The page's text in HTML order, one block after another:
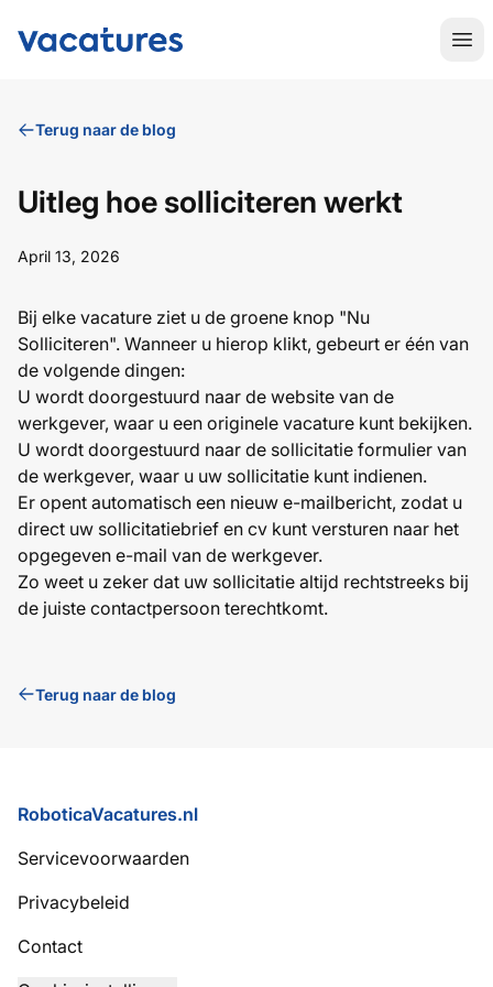
RoboticaVacatures.nl
Terug naar de blog
Uitleg hoe solliciteren werkt
April 13, 2026
Bij elke vacature ziet u de groene knop "Nu
Solliciteren". Wanneer u hierop klikt, gebeurt er één van
de volgende dingen:
U wordt doorgestuurd naar de website van de
werkgever, waar u een originele vacature kunt bekijken.
U wordt doorgestuurd naar de sollicitatie formulier van
de werkgever, waar u uw sollicitatie kunt indienen.
Er opent automatisch een nieuw e-mailbericht, zodat u
direct uw sollicitatiebrief en cv kunt versturen naar het
opgegeven e-mail van de werkgever.
Zo weet u zeker dat uw sollicitatie altijd rechtstreeks bij
de juiste contactpersoon terechtkomt.
Terug naar de blog
Voettekst
RoboticaVacatures.nl
Servicevoorwaarden
Privacybeleid
Contact